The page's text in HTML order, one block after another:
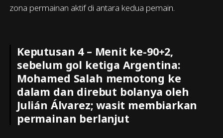
zona permainan aktif di antara kedua pemain.
Keputusan 4 – Menit ke-90+2,
sebelum gol ketiga Argentina:
Mohamed Salah memotong ke
dalam dan direbut bolanya oleh
Julián Álvarez; wasit membiarkan
permainan berlanjut